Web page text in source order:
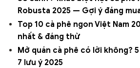
Robusta 2025 — Gợi ý đáng
Top 10 cà phê ngon Việt Nam
nhất & đáng thử
Mở quán cà phê có lời không?
7 lưu ý 2025